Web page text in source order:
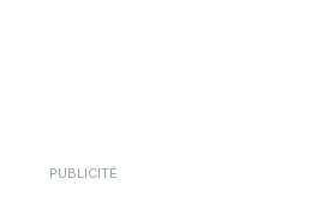
PUBLICITÉ